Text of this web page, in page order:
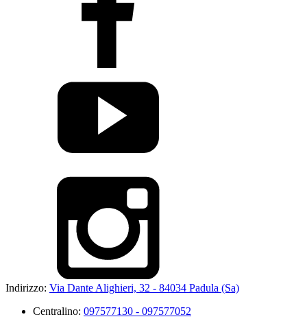
Indirizzo: Via Dante Alighieri, 32 - 84034 Padula (Sa)
Centralino: 097577130 - 097577052